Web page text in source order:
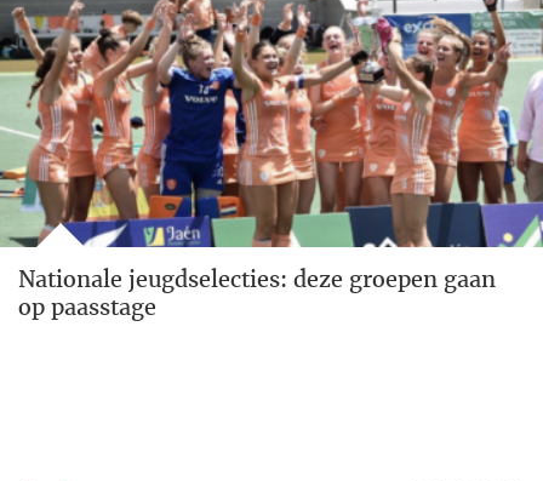
Nationale jeugdselecties: deze groepen gaan
op paasstage